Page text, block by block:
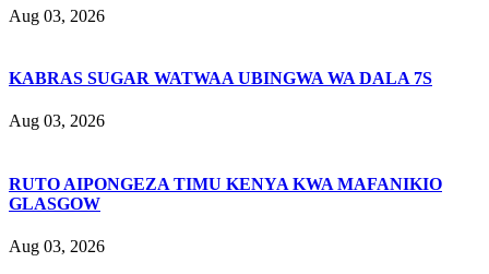
Aug 03, 2026
KABRAS SUGAR WATWAA UBINGWA WA DALA 7S
Aug 03, 2026
RUTO AIPONGEZA TIMU KENYA KWA MAFANIKIO
GLASGOW
Aug 03, 2026